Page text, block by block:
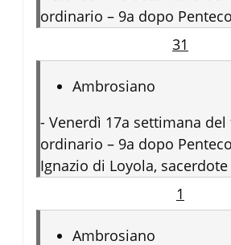
ordinario – 9a dopo
31
Ambrosiano
- Venerdì 17a settimana
ordinario – 9a dopo
Ignazio di Loyola, sacerdote
1
Ambrosiano